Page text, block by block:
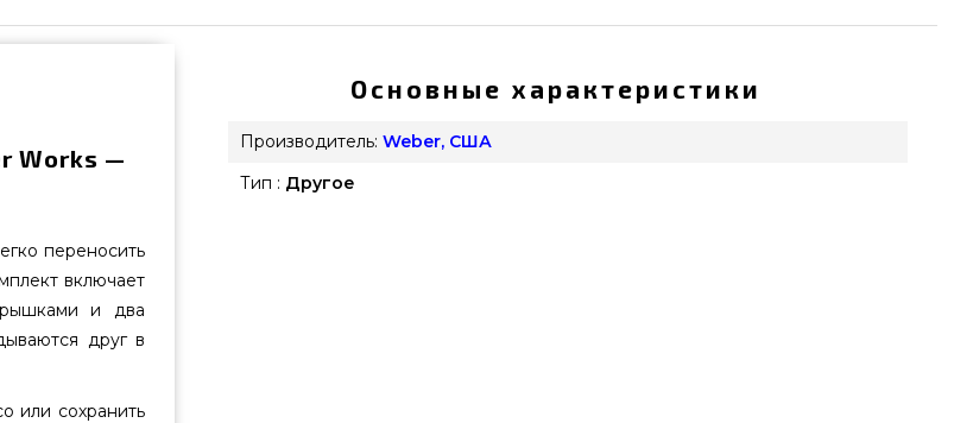
Works —
переносить
включает
и два
друг в
или сохранить
Основные характеристики
Производитель: Weber, США
Тип : Другое